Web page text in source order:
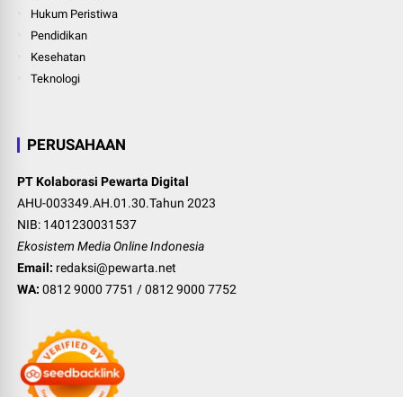
Hukum Peristiwa
Pendidikan
Kesehatan
Teknologi
PERUSAHAAN
PT Kolaborasi Pewarta Digital
AHU-003349.AH.01.30.Tahun 2023
NIB: 1401230031537
Ekosistem Media Online Indonesia
Email: redaksi@pewarta.net
WA: 0812 9000 7751 /0812 9000 7752